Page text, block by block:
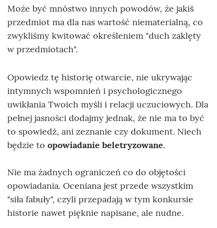
Może być mnóstwo innych powodów, że jakiś
przedmiot ma dla nas wartość niematerialną, co
zwykliśmy kwitować określeniem "duch zaklęty
w przedmiotach".
Opowiedz tę historię otwarcie, nie ukrywając
intymnych wspomnień i psychologicznego
uwikłania Twoich myśli i relacji uczuciowych. Dla
pełnej jasności dodajmy jednak, że nie ma to być
to spowiedź, ani zeznanie czy dokument. Niech
będzie to opowiadanie beletryzowane.
Nie ma żadnych ograniczeń co do objętości
opowiadania. Oceniana jest przede wszystkim
"siła fabuły", czyli przepadają w tym konkursie
historie nawet pięknie napisane, ale nudne.